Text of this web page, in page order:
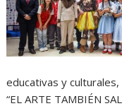
educativas y
“EL ARTE TAMBIÉN